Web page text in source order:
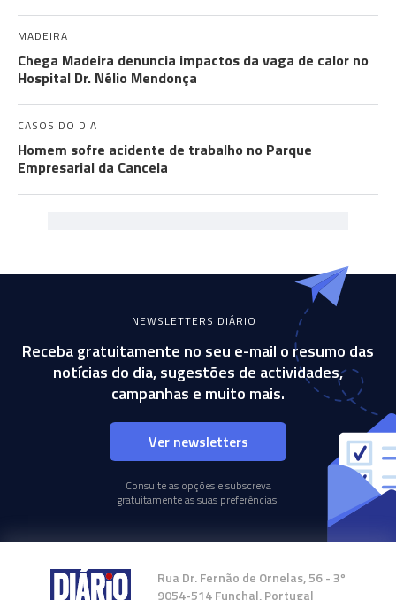
MADEIRA
Chega Madeira denuncia impactos da vaga de calor no
Hospital Dr. Nélio Mendonça
CASOS DO DIA
Homem sofre acidente de trabalho no Parque
Empresarial da Cancela
NEWSLETTERS DIÁRIO
Receba gratuitamente no seu e-mail o resumo das
notícias do dia, sugestões de actividades,
campanhas e muito mais.
Ver newsletters
Consulte as opções e subscreva
gratuitamente as suas preferências.
Rua Dr. Fernão de Ornelas, 56 - 3º
9054-514 Funchal, Portugal